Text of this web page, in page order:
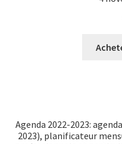
Agenda 2022-2023:
2023), planificateur